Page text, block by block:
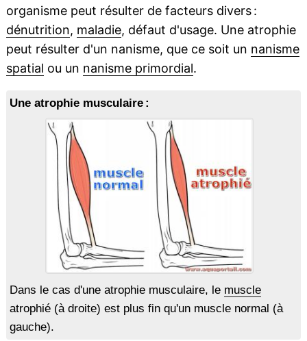
organisme peut résulter de facteurs divers :
dénutrition, maladie, défaut d'usage. Une atrophie
peut résulter d'un nanisme, que ce soit un nanisme
spatial ou un nanisme primordial.
Une atrophie musculaire :
Dans le cas d'une atrophie musculaire, le muscle
atrophié (à droite) est plus fin qu'un muscle normal (à
gauche).